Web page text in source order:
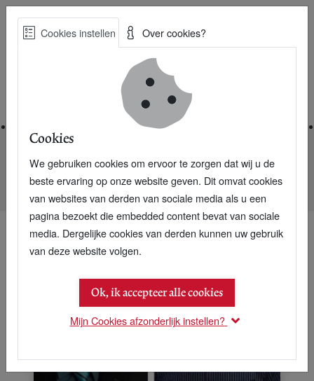
Skip
Best Practices voor een duurzame toekomst
Nieuwsarchief
Wereldonderzoek: MVO zonder innovatieve producten zinloos
Cookies instellen Over cookies?
Cookies
We gebruiken cookies om ervoor te zorgen dat wij u de
beste ervaring op onze website geven. Dit omvat cookies
van websites van derden van sociale media als u een
pagina bezoekt die embedded content bevat van sociale
media. Dergelijke cookies van derden kunnen uw gebruik
van deze website volgen.
Ok, ik accepteer alle cookies
Mijn Cookies afzonderlijk instellen?